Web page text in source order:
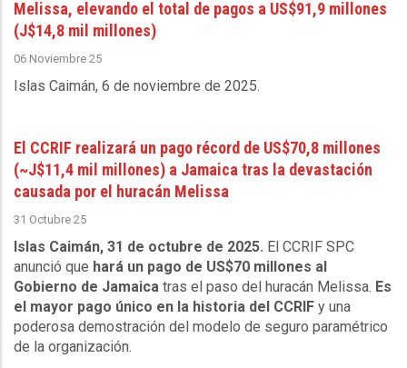
Melissa, elevando el total de pagos a US$91,9 millones
(J$14,8 mil millones)
06 Noviembre 25
Islas Caimán, 6 de noviembre de 2025.
El CCRIF realizará un pago récord de US$70,8 millones
(~J$11,4 mil millones) a Jamaica tras la devastación
causada por el huracán Melissa
31 Octubre 25
Islas Caimán, 31 de octubre de 2025. El CCRIF SPC
anunció que hará un pago de US$70 millones al
Gobierno de Jamaica tras el paso del huracán Melissa. Es
el mayor pago único en la historia del CCRIF y una
poderosa demostración del modelo de seguro paramétrico
de la organización.